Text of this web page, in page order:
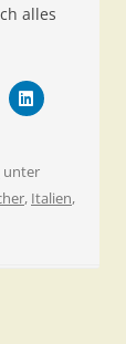
alles
unter
, Italien,